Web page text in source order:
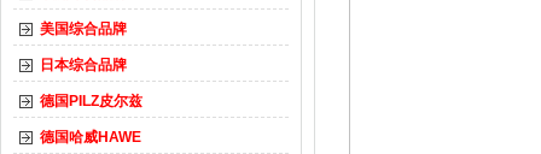
美国综合品牌
日本综合品牌
德国PILZ皮尔兹
德国哈威HAWE